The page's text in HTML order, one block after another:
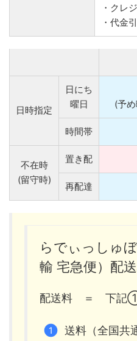
・クレ
・代金
日時指定
日にち
曜日
(予
時間帯
不在時
(留守時)
置き配
再配達
らでぃっしゅ
輸 宅急便）配
配送料 ＝ 下
送料（全国共